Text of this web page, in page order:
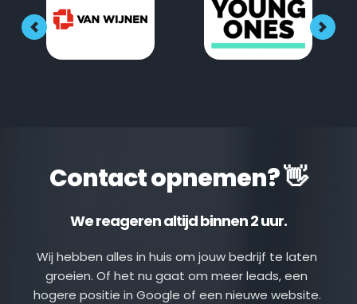
Contact opnemen? 👋
We reageren altijd binnen 2 uur.
Wij hebben alles in huis om jouw bedrijf te laten
groeien. Of het nu gaat om meer leads, een
hogere positie in Google of een nieuwe website.